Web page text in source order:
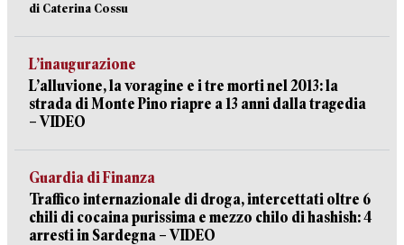
di Caterina Cossu
L’inaugurazione
L’alluvione, la voragine e i tre morti nel 2013: la
strada di Monte Pino riapre a 13 anni dalla tragedia
– VIDEO
Guardia di Finanza
Traffico internazionale di droga, intercettati oltre 6
chili di cocaina purissima e mezzo chilo di hashish: 4
arresti in Sardegna – VIDEO